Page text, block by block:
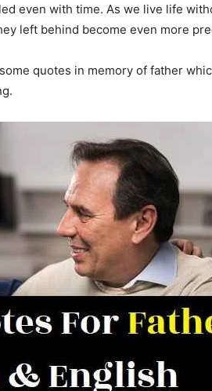
even with time. As we live life
left behind become even more
quotes in memory of father